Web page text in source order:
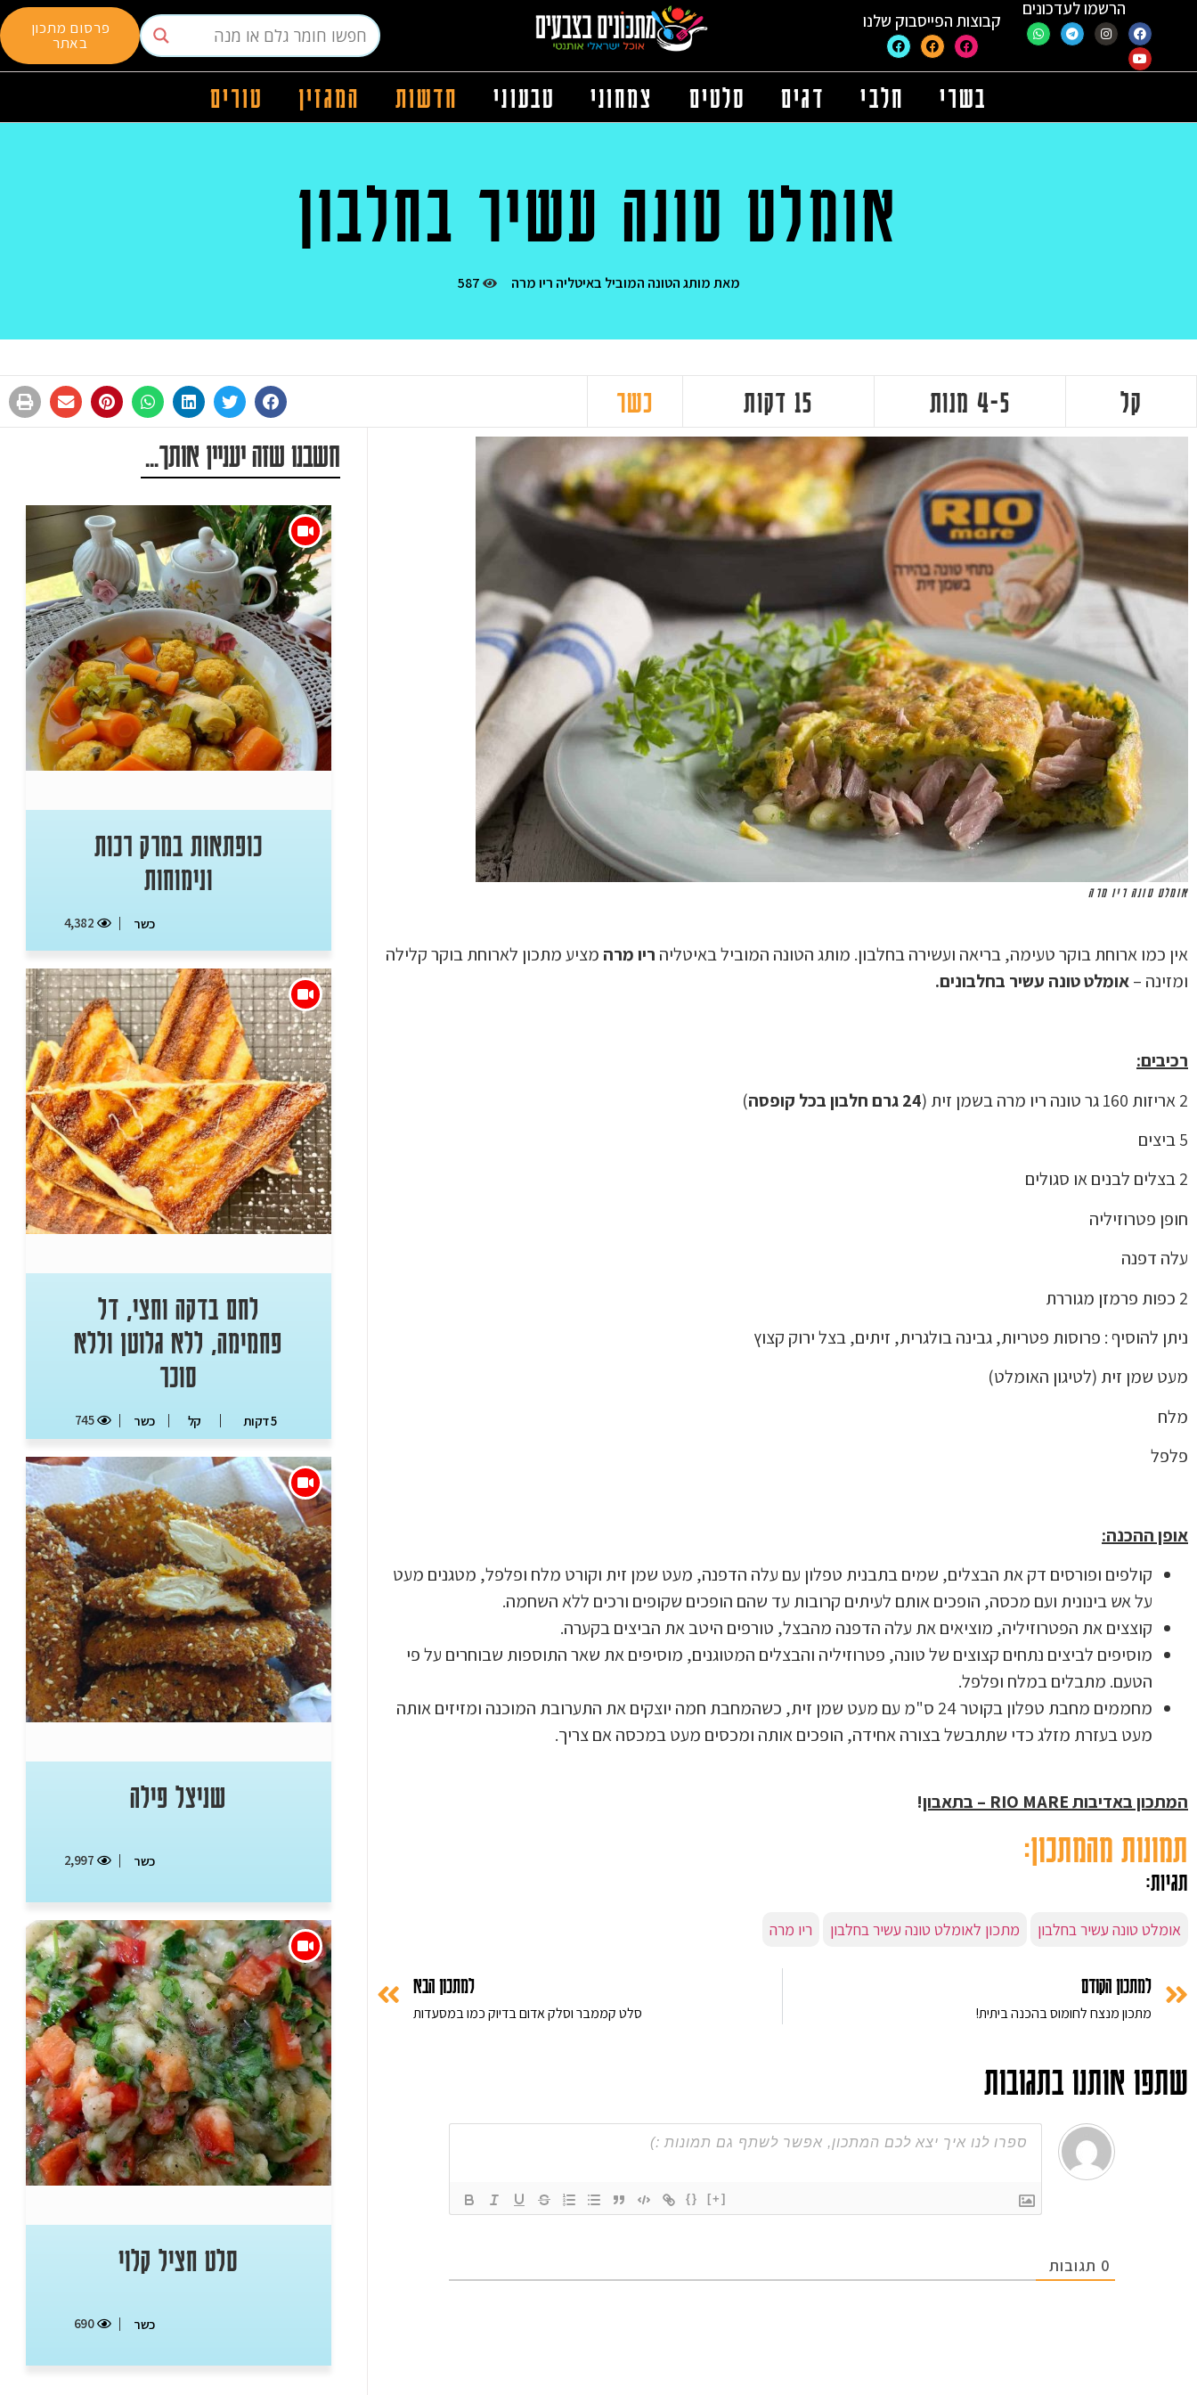
הרשמו לעדכונים
קבוצות הפייסבוק שלנו פרסום מתכון
באתר
בשרי חלבי דגים סלטים צמחוני טבעוני חדשות המגזין טורים
אומלט טונה עשיר בחלבון
מאתמותג הטונה המוביל באיטליה ריו מרה 587
קל 4-5 מנות 15 דקות כשר
אומלט טונה ריו מרה
אין כמו ארוחת בוקר טעימה, בריאה ועשירה בחלבון. מותג הטונה המוביל באיטליה ריו מרה מציע מתכון לארוחת בוקר קלילה
ומזינה –אומלט טונה עשיר בחלבונים.
רכיבים:
2 אריזות 160 גר טונה ריו מרה בשמן זית (
24 גרם חלבון בכל קופסה
)
5 ביצים
2 בצלים לבנים או סגולים
חופן פטרוזיליה
עלה דפנה
2 כפות פרמזן מגוררת
ניתן להוסיף : פרוסות פטריות, גבינה בולגרית, זיתים, בצל ירוק קצוץ
מעט שמן זית (לטיגון האומלט)
מלח
פלפל
אופן ההכנה:
קולפים ופורסים דק את הבצלים, שמים בתבנית טפלון עם עלה הדפנה, מעט שמן זית וקורט מלח ופלפל, מטגנים מעט
על אש בינונית ועם מכסה, הופכים אותם לעיתים קרובות עד שהם הופכים שקופים ורכים ללא השחמה.
קוצצים את הפטרוזיליה, מוציאים את עלה הדפנה מהבצל, טורפים היטב את הביצים בקערה.
מוסיפים לביצים נתחים קצוצים של טונה, פטרוזיליה והבצלים המטוגנים, מוסיפים את שאר התוספות שבוחרים על פי
הטעם. מתבלים במלח ופלפל.
מחממים מחבת טפלון בקוטר 24 ס"מ עם מעט שמן זית, כשהמחבת חמה יוצקים את התערובת המוכנה ומזיזים אותה
מעט בעזרת מזלג כדי שתתבשל בצורה אחידה, הופכים אותה ומכסים מעט במכסה אם צריך.
המתכון באדיבותRIO MARE – בתאבון!
תמונות מהמתכון:
תגיות:
אומלט טונה עשיר בחלבון מתכון לאומלט טונה עשיר בחלבון ריו מרה
למתכון הקודם
מתכון מנצח לחומוס בהכנה ביתית!
למתכון הבא
סלט קממבר וסלק אדום בדיוק כמו במסעדות
שתפו אותנו בתגובות
{} [+]
0 תגובות
חשבנו שזה יעניין אותך...
כופתאות במרק רכות
ונימוחות
כשר 4,382
לחם בדקה וחצי, דל
פחמימה, ללא גלוטן וללא
סוכר
5 דקות קל כשר 745
שניצל פילה
כשר 2,997
סלט חציל קלוי
כשר 690